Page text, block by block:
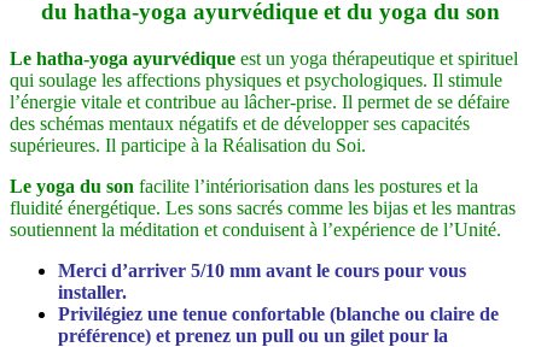
du hatha-yoga ayurvédique et du yoga du son
Le hatha-yoga ayurvédique est un yoga thérapeutique et spirituel
qui soulage les affections physiques et psychologiques. Il stimule
l’énergie vitale et contribue au lâcher-prise. Il permet de se défaire
des schémas mentaux négatifs et de développer ses capacités
supérieures. Il participe à la Réalisation du Soi.
Le yoga du son facilite l’intériorisation dans les postures et la
fluidité énergétique. Les sons sacrés comme les bijas et les mantras
soutiennent la méditation et conduisent à l’expérience de l’Unité.
Merci d’arriver 5/10 mm avant le cours pour vous
installer.
Privilégiez une tenue confortable (blanche ou claire de
préférence) et prenez un pull ou un gilet pour la